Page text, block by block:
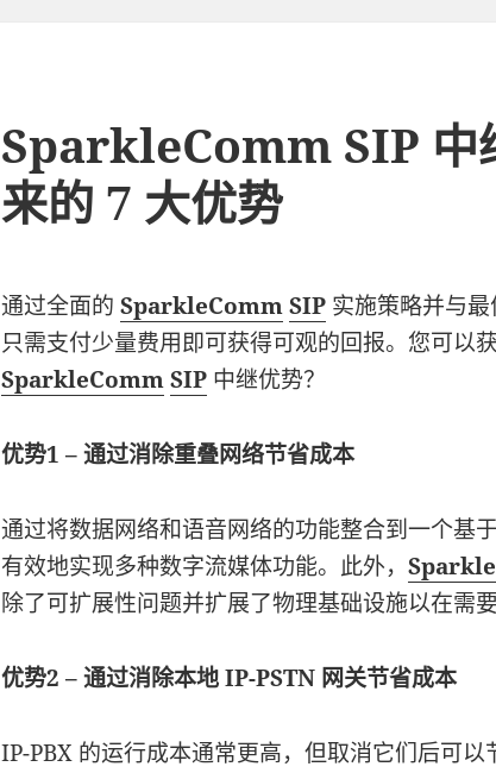
SparkleComm SIP 中
来的 7 大优势
通过全面的SparkleComm SIP 实施策略并与
只需支付少量费用即可获得可观的回报。您可以
SparkleComm SIP 中继优势？
优势1 – 通过消除重叠网络节省成本
通过将数据网络和语音网络的功能整合到一个基
有效地实现多种数字流媒体功能。此外，
除了可扩展性问题并扩展了物理基础设施以在需
优势2 – 通过消除本地 IP-PSTN 网关节省成本
IP-PBX 的运行成本通常更高，但取消它们后可